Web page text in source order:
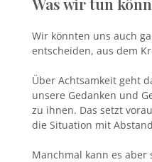
Wir könnten uns auch
entscheiden, aus dem
Über Achtsamkeit geht
unsere Gedanken und
zu ihnen. Das setzt
die Situation mit
Manchmal kann es aber